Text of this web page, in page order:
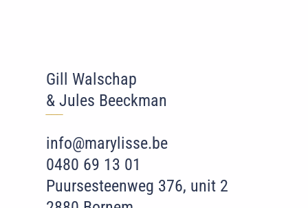
Gill Walschap
& Jules Beeckman
info@marylisse.be
0480 69 13 01
Puursesteenweg 376, unit 2